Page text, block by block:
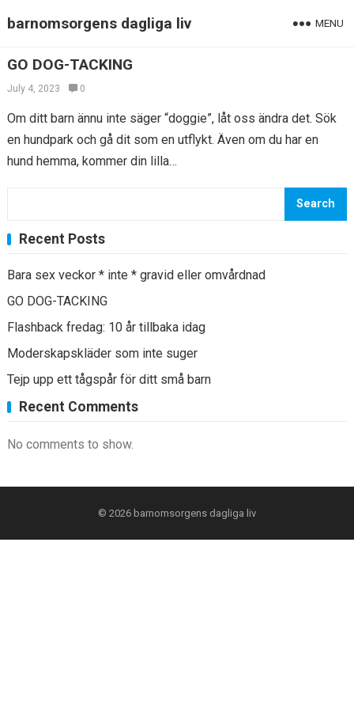
barnomsorgens dagliga liv MENU
GO DOG-TACKING
July 4, 2023 0
Om ditt barn ännu inte säger “doggie”, låt oss ändra det. Sök
en hundpark och gå dit som en utflykt. Även om du har en
hund hemma, kommer din lilla…
Search
Recent Posts
Bara sex veckor * inte * gravid eller omvårdnad
GO DOG-TACKING
Flashback fredag: 10 år tillbaka idag
Moderskapskläder som inte suger
Tejp upp ett tågspår för ditt små barn
Recent Comments
No comments to show.
© 2026 barnomsorgens dagliga liv